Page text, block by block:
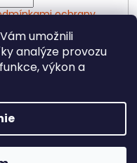
umožnili
analýze provozu
výkon a
ochrany